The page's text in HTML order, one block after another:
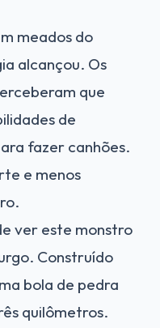
meados do
alcançou. Os
que
de
fazer canhões.
e menos
ver este monstro
Construído
bola de pedra
quilômetros.